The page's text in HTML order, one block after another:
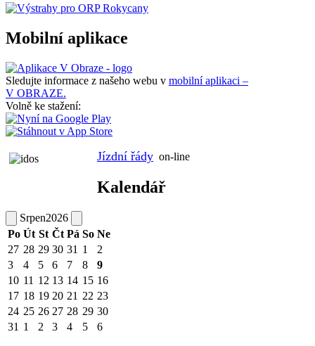
Mobilní aplikace
Sledujte informace z našeho webu v mobilní aplikaci –
V OBRAZE.
Volně ke stažení:
Jízdní řády on-line
Kalendář
Srpen2026
Po Út St Čt Pá So Ne
27 28 29 30 31 1
2
3
4 5 6 7 8
9
10 11 12 13 14 15 16
17 18 19 20 21 22 23
24 25 26 27 28 29 30
31 1 2 3 4 5 6